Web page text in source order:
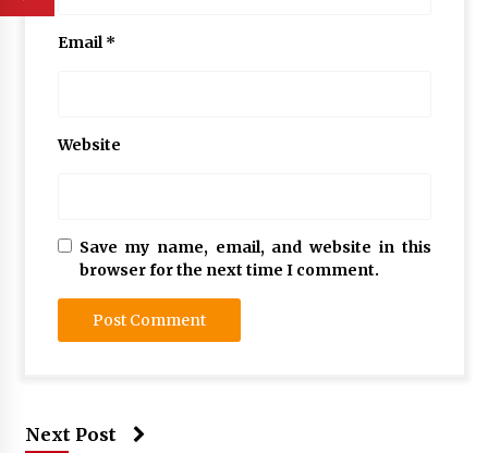
Email*
Website
Save my name, email, and website in this
browser for the next time I comment.
Next Post